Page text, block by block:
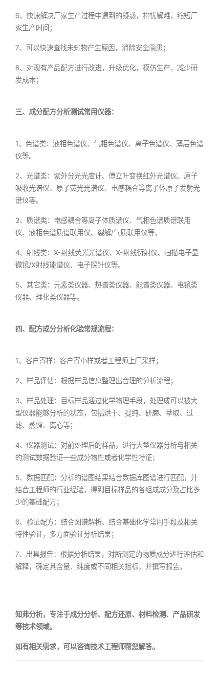
6、快速解决厂家生产过程中遇到的疑惑，排忧解难，缩短厂
家生产时间；
7、可以快速查找未知物产生原因，消除安全隐患；
8、对现有产品配方进行改进，升级优化，模仿生产，减少研
发成本；
三、成分配方分析测试常用仪器：
1、色谱类：液相色谱仪、气相色谱仪、离子色谱仪、薄层色谱
仪等。
2、光谱类：紫外分光光度计、傅立叶变换红外光谱仪、原子
吸收光谱仪、原子荧光光谱仪、电感耦合等离子体原子发射光
谱仪等。
3、质谱类：电感耦合等离子体质谱仪、气相色谱质谱联用
仪、液相色谱质谱联用仪、裂解/气质联用仪等。
4、射线类：X-射线荧光光谱仪、X-射线衍射仪、扫描电子显
微镜/X射线能谱仪、电子探针仪等。
5、其它类：元素类仪器、热谱类仪器、能谱类仪器、电镜类
仪器、理化类仪器等。
四、配方成分分析化验常规流程：
1、客户寄样：客户寄小样或者工程师上门采样；
2、样品评估：根据样品信息整理出合理的分析流程；
3、样品处理：目标样品通过化学物理手段，处理成可以被大
型仪器能够分析的状态，包括烘干、提纯、研磨、萃取、过
滤、蒸馏、离心等；
4、仪器测试：对前处理后的样品，进行大型仪器分析与相关
的测试数据验证一些成分物性或者化学性特征；
5、数据匹配：分析的谱图结果结合数据库图谱进行匹配，并
结合工程师的行业经验，得到目标样品的各组成成分及占比多
少的基础配方；
6、验证配方：结合图谱解析、结合基础化学常用手段及相关
特性验证，多方面验证分析结果；
7、出具报告：根据分析结果，对所测定的物质成分进行评估和
解释，确定其含量、纯度或不同相关指标，并撰写报告。
知弗分析，专注于成分分析、配方还原、材料检测、产品研发
等技术领域。
如有相关需求，可以咨询技术工程师帮您解答。